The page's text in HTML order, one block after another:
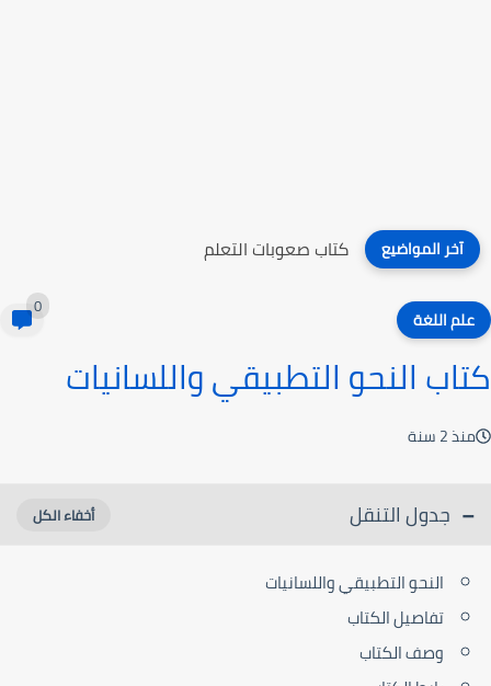
آخر المواضيع كتاب صعوبات التعلم
علم اللغة 0
كتاب النحو التطبيقي واللسانيات
منذ 2 سنة
جدول التنقل
النحو التطبيقي واللسانيات
تفاصيل الكتاب
وصف الكتاب